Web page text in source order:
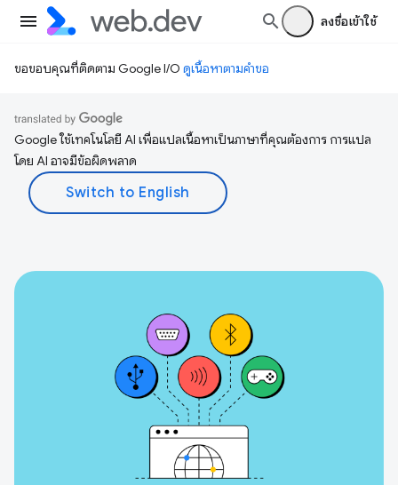
ลงชื่อเข้าใช้
ขอขอบคุณที่ติดตาม Google I/O ดูเนื้อหาตามคำขอ
Google ใช้เทคโนโลยี AI เพื่อแปลเนื้อหาเป็นภาษาที่คุณต้องการ การแปล
โดย AI อาจมีข้อผิดพลาด